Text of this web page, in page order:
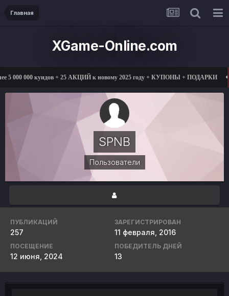
Главная
XGame-Online.com
5 000 000 куидов + 25 АКЦИЙ к новому 2025 году + КУПОНЫ + ПОДАРКИ
SPNB
Пользователи
ПУБЛИКАЦИЙ
257
ЗАРЕГИСТРИРОВАН
11 февраля, 2016
ПОСЕЩЕНИЕ
12 июня, 2024
ПОБЕДИТЕЛЬ ДНЕЙ
13